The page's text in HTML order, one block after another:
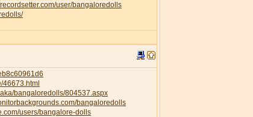
recordsetter.com/user/bangaloredolls
46673.html
bangaloredolls/804537.aspx
bangaloredolls
users/bangalore-dolls